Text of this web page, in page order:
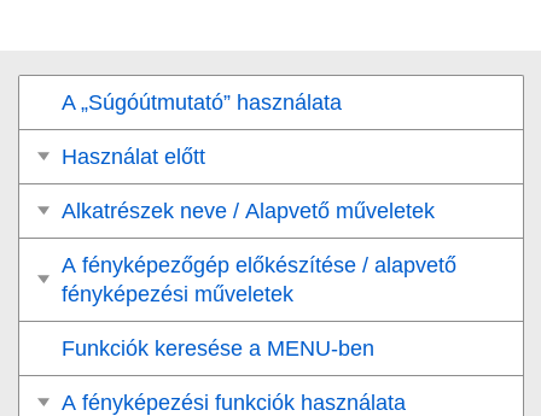
A „Súgóútmutató” használata
Használat előtt
Alkatrészek neve / Alapvető műveletek
A fényképezőgép előkészítése / alapvető
fényképezési műveletek
Funkciók keresése a MENU-ben
A fényképezési funkciók használata